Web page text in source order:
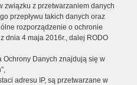
związku z przetwarzaniem danych
przepływu takich danych oraz
rozporządzenie o ochronie
dnia 4 maja 2016r., dalej RODO
Ochrony Danych znajdują się w
adresu IP, są przetwarzane w